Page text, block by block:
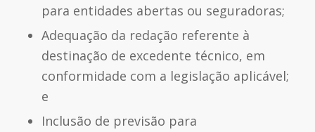
para entidades abertas ou seguradoras;
Adequação da redação referente à
destinação de excedente técnico, em
conformidade com a legislação aplicável;
e
Inclusão de previsão para